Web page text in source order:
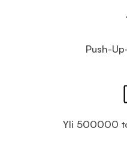
Push-
Yli 500000